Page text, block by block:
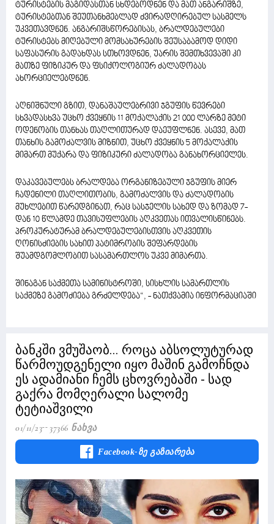
ტურისტების მაგიდასთან სხდებოდნენ და მათ ანგარიშზე,
ტურისტებთან შეუთანხმებლად ძვირადღირებულ სასმელს
უკვეთავდნენ. ანგარიშსწორებისას, ბრალდებულები
ტურისტებს მიღებული მომსახურების შეუსაბამოდ დიდი
საფასურის გადახდას სთხოვდნენ, უარის შემთხვევაში კი
მათზე ფიზიკურ და ფსიქოლოგიურ ძალადობას
ახორციელებდნენ.
აღნიშნული გზით, დანაშაულებრივი ჯგუფის წევრები
სხვადასხვა უცხო ქვეყნის 11 მოქალაქის 21 000 ლარზე მეტი
ოდენობის თანხას თაღლითურად დაეუფლნენ. ასევე, მათ
თანხის გამოძალვის მიზნით, უცხო ქვეყნის 5 მოქალაქის
მიმართ მუქარა და ფიზიკური ძალადობა განახორციელეს.
დაკავებულებს ბრალდება ორგანიზებული ჯგუფის მიერ
ჩადენილი თაღლითობის, გამოძალვის და ძალადობის
მუხლებით წარედგინათ, რაც სასჯელის სახედ და ზომად 7-
დან 10 წლამდე თავისუფლების აღკვეთას ითვალისწინებს.
პროკურატურამ ბრალდებულებისთვის აღკვეთის
ღონისძიების სახით პატიმრობის შეფარდების
შუამდგომლობით სასამართლოს უკვე მიმართა.
შინაგან საქმეთა სამინისტროში, სისხლის სამართლის
საქმეზე გამოძიება გრძელდება“, - ნათქვამია ინფორმაციაში
ბანკში ვმუშაობ... როცა აბსოლუტურად
წარმოუდგენელი იყო მაშინ გამოჩნდა
ეს ადამიანი ჩემს ცხოვრებაში - სად
გაქრა მომღერალი სალომე
ტეტიაშვილი
01/11/23 37366 Ნახვა
Facebook-Ზე Გაზიარება